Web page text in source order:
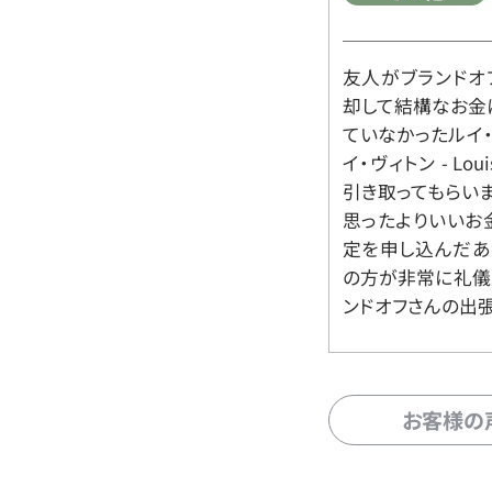
友人がブランド
却して結構なお金
ていなかったルイ
イ・ヴィトン -
引き取ってもらい
思ったよりいいお
定を申し込んだ
の方が非常に礼儀
ンドオフさんの出
お客様